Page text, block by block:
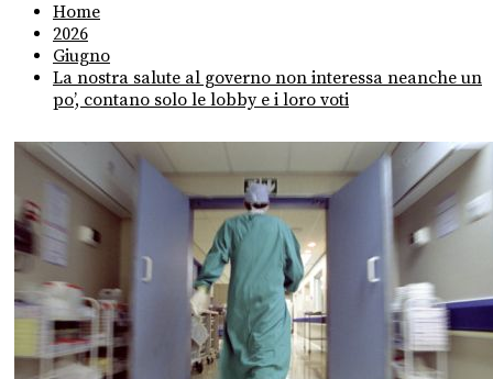
Home
2026
Giugno
La nostra salute al governo non interessa neanche un
po’, contano solo le lobby e i loro voti